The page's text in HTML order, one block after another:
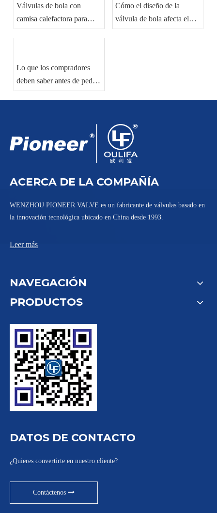
Válvulas de bola con
camisa calefactora para
manipulación de materiales
Cómo el diseño de la
válvula de bola afecta el
sellado y el rendimiento del
Lo que los compradores
deben saber antes de pedir
válvulas de bola
ACERCA DE LA COMPAÑÍA
WENZHOU PIONEER VALVE es un fabricante de válvulas basado en
la innovación tecnológica ubicado en China desde 1993.
Leer más
NAVEGACIÓN
PRODUCTOS
DATOS DE CONTACTO
¿Quieres convertirte en nuestro cliente?
Contáctenos